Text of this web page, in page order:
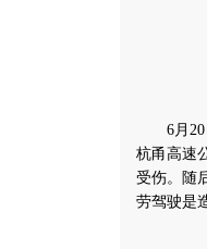
6月20日
杭甬高速
受伤。随
劳驾驶是